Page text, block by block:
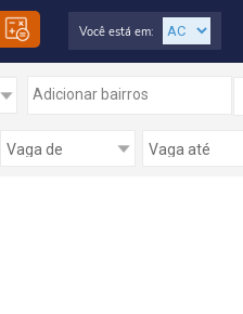
Você está em:
Adicionar bairros